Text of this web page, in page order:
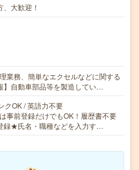
大歓迎！
業務、簡単なエクセルなどに関する
】自動車部品等を製造してい…
クOK / 英語力不要
事前登録だけでもOK！履歴書不要
録★氏名・職種などを入力す…